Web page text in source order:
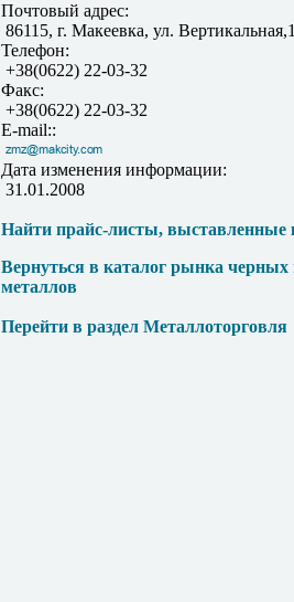
Почтовый адрес:
86115, г. Макеевка, ул.
Телефон:
+38(0622) 22-03-32
Факс:
+38(0622) 22-03-32
E-mail::
Дата изменения информации:
31.01.2008
Найти прайс-листы, выставленные
Вернуться в каталог рынка
металлов
Перейти в раздел Металлоторговля